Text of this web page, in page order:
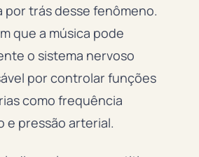
por trás desse fenômeno.
que a música pode
o sistema nervoso
por controlar funções
como frequência
e pressão arterial.